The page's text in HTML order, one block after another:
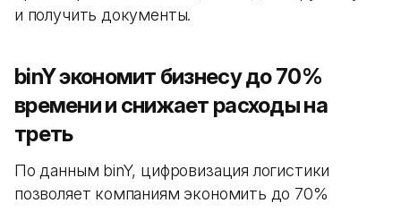
и получить документы.
binY экономит бизнесу до 70%
времени и снижает расходы на
треть
По данным binY, цифровизация логистики
позволяет компаниям экономить до 70%